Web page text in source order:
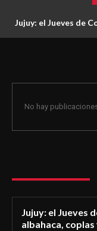
Jujuy: el Jueves de
No hay
Jujuy: el Jueves
albahaca,